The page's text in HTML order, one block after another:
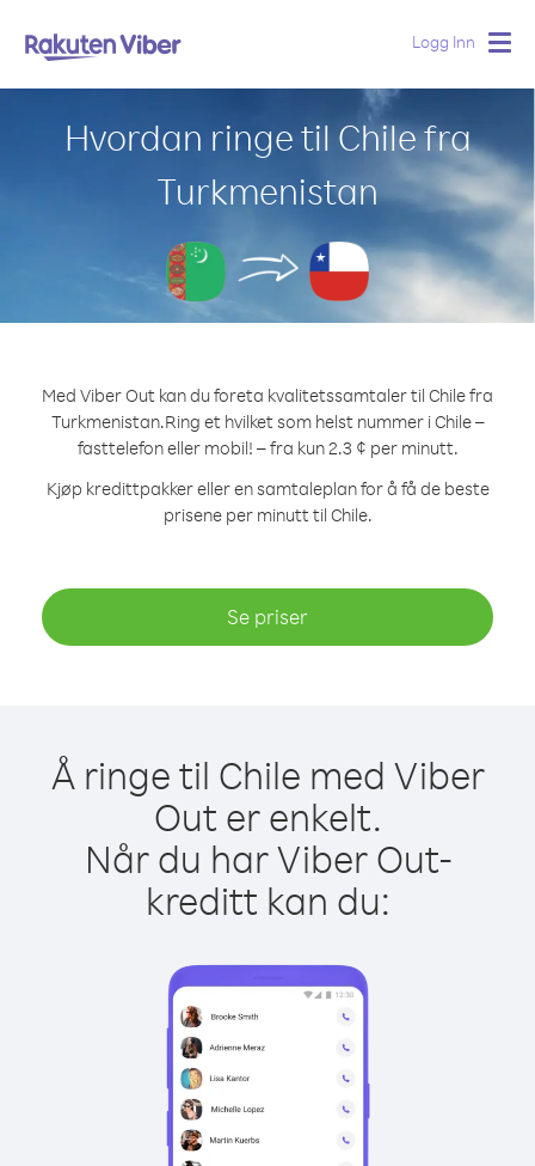
Logg Inn
Hvordan ringe til Chile fra
Turkmenistan
Med Viber Out kan du foreta kvalitetssamtaler til Chile fra
Turkmenistan.Ring et hvilket som helst nummer i Chile –
fasttelefon eller mobil! – fra kun 2.3 ¢ per minutt.
Kjøp kredittpakker eller en samtaleplan for å få de beste
prisene per minutt til Chile.
Se priser
Å ringe til Chile med Viber
Out er enkelt.
Når du har Viber Out-
kreditt kan du: